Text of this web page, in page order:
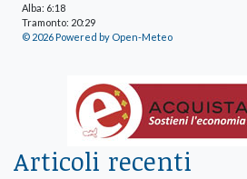
Alba: 6:18
Tramonto: 20:29
© 2026 Powered by Open-Meteo
Articoli recenti